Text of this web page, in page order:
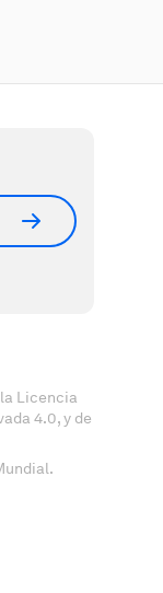
Licencia
4.0, y de